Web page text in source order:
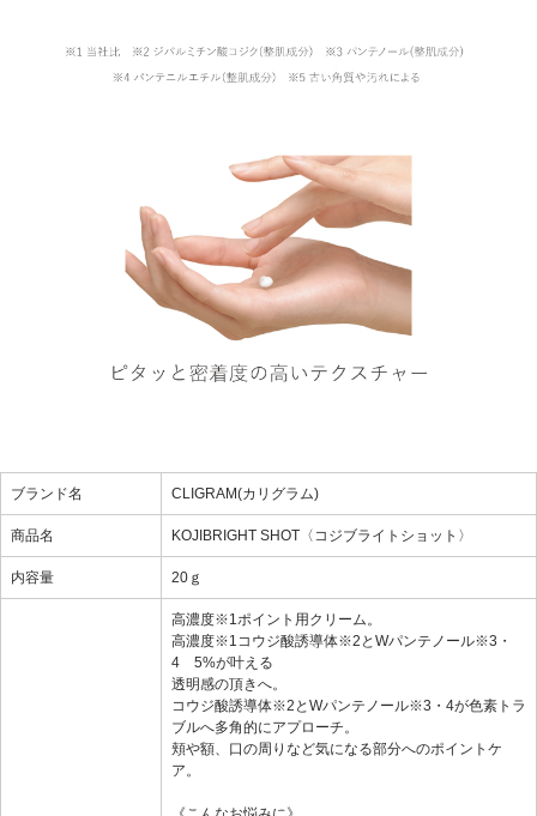
ブランド名 CLIGRAM(カリグラム)
商品名 KOJIBRIGHT SHOT〈コジブライトショット〉
内容量 20ｇ
高濃度※1ポイント用クリーム。
高濃度※1コウジ酸誘導体※2とWパンテノール※3・
4 5%が叶える
透明感の頂きへ。
コウジ酸誘導体※2とWパンテノール※3・4が色素トラ
ブルへ多角的にアプローチ。
頬や額、口の周りなど気になる部分へのポイントケ
ア。